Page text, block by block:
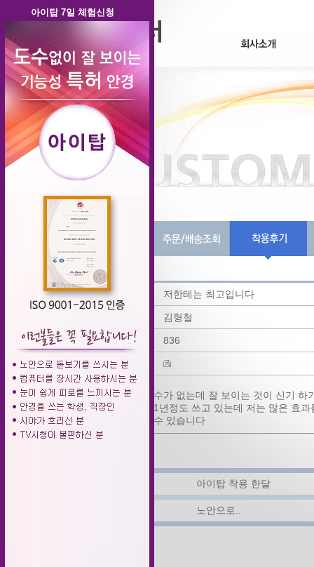
아이탑 7일 체험신청
제목 저한테는 최고입니다
김형철
조회 836
파일
아이탑 우선 도수가 없는데 잘 보이는 것이 신기
있더군요 지금 1년정도 쓰고 있는데 저는 많은 효
본 사람만이 알수 있습니다
아이탑 착용 한달
노안으로..